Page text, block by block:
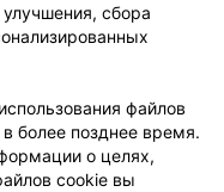
Способы оплаты
cookie
данных
улучшения, сбора
файлов
более позднее время.
о целях,
cookie вы